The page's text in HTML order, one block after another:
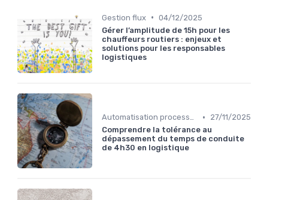
Gestion flux • 04/12/2025
Gérer l’amplitude de 15h pour les
chauffeurs routiers : enjeux et
solutions pour les responsables
logistiques
Automatisation processus •
27/11/2025
Comprendre la tolérance au
dépassement du temps de conduite
de 4h30 en logistique